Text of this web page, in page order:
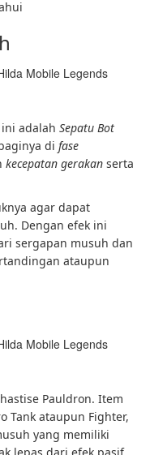
adalah Sepatu Bot
di fase
kecepatan gerakan serta
agar dapat
Dengan efek ini
sergapan musuh dan
ataupun
Pauldron. Item
Tank ataupun Fighter,
yang memiliki